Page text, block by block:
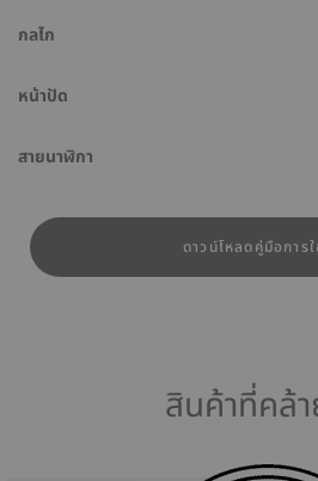
กลไก
หน้าปัด
สายนาฬิกา
ดาวน์โหลดคู่มือการ
สินค้าที่คล้